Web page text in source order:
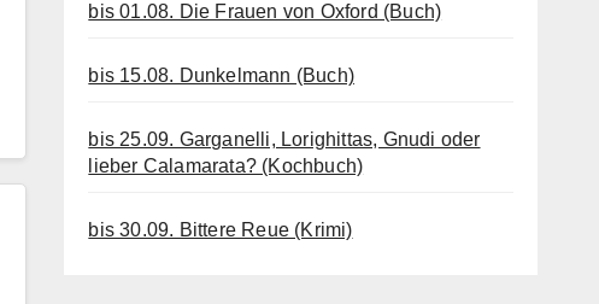
bis 01.08. Die Frauen von Oxford (Buch)
bis 15.08. Dunkelmann (Buch)
bis 25.09. Garganelli, Lorighittas, Gnudi oder
lieber Calamarata? (Kochbuch)
bis 30.09. Bittere Reue (Krimi)